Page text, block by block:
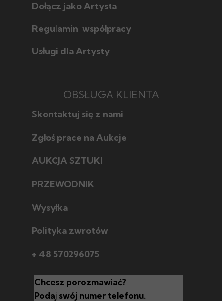
Chcesz porozmawiać?
Podaj swój numer telefonu.
Dołącz jako Artysta
Regulamin współpracy
Usługi dla Artysty
OBSŁUGA KLIENTA
Skontaktuj się z nami
Zgłoś prace na Aukcje
AUKCJA SZTUKI
Jak licytować
Jak sprzedać
PRZEWODNIK
Poznaj style w sztuce
Wysyłka
Polityka zwrotów
+ 48 570296075